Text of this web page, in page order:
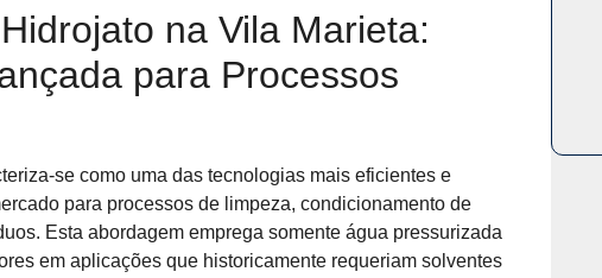
na Vila Marieta:
para Processos
se como uma das tecnologias mais eficientes e
para processos de limpeza, condicionamento de
Esta abordagem emprega somente água pressurizada
em aplicações que historicamente requeriam solventes